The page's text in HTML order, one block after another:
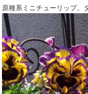
原種系ミニチューリップ